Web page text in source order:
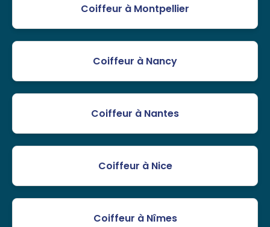
Coiffeur à Montpellier
Coiffeur à Nancy
Coiffeur à Nantes
Coiffeur à Nice
Coiffeur à Nîmes